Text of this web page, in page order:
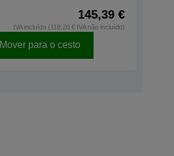
145,39 €
IVA incluído (118,20 € IVA não incluído)
Mover para o cesto